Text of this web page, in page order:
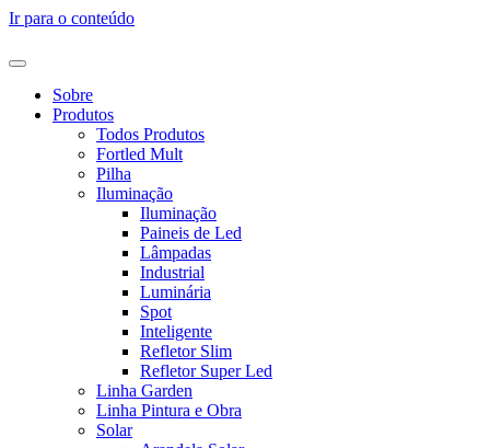
Ir para o conteúdo
Sobre
Produtos
Todos Produtos
Fortled Mult
Pilha
Iluminação
Iluminação
Paineis de Led
Lâmpadas
Industrial
Luminária
Spot
Inteligente
Refletor Slim
Refletor Super Led
Linha Garden
Linha Pintura e Obra
Solar